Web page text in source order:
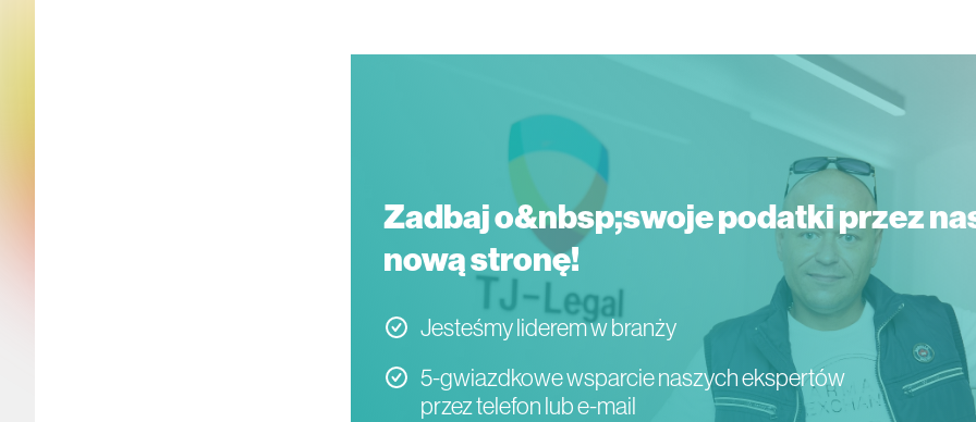
Zadbaj o&nbsp;swoje podatki przez
nową stronę!
Jesteśmy liderem w branży
5-gwiazdkowe wsparcie naszych ekspertów
przez telefon lub e-mail